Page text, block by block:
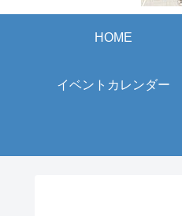
HOME
イベントカレンダー